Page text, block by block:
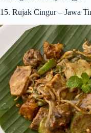
15. Rujak Cingur – Jawa